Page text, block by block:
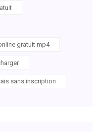
gratuit mp4
sans inscription